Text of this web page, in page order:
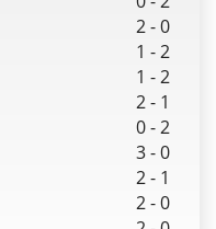
2-0
1 -2
1 -2
2- 1
0-2
3-0
2- 1
2-0